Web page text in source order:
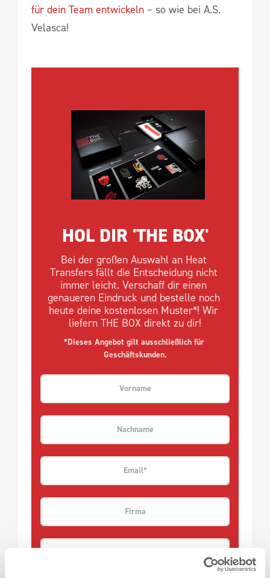
für dein Team entwickeln – so wie bei A.S.
Velasca!
HOL DIR 'THE BOX'
Bei der großen Auswahl an Heat
Transfers fällt die Entscheidung nicht
immer leicht. Verschaff dir einen
genaueren Eindruck und bestelle noch
heute deine kostenlosen Muster*! Wir
liefern THE BOX direkt zu dir!
*Dieses Angebot gilt ausschließlich für
Geschäftskunden.